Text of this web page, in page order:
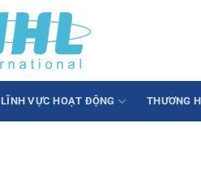
LĨNH VỰC HOẠT ĐỘNG THƯƠNG